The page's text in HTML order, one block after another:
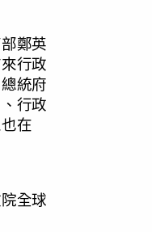
鄭英
行政
統府
行政
在
全球